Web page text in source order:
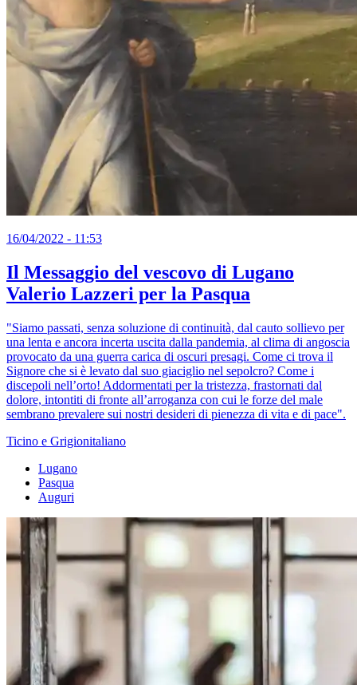
16/04/2022 - 11:53
Il Messaggio del vescovo di Lugano
Valerio Lazzeri per la Pasqua
"Siamo passati, senza soluzione di continuità, dal cauto sollievo per
una lenta e ancora incerta uscita dalla pandemia, al clima di angoscia
provocato da una guerra carica di oscuri presagi. Come ci trova il
Signore che si è levato dal suo giaciglio nel sepolcro? Come i
discepoli nell’orto! Addormentati per la tristezza, frastornati dal
dolore, intontiti di fronte all’arroganza con cui le forze del male
sembrano prevalere sui nostri desideri di pienezza di vita e di pace".
Ticino e Grigionitaliano
Lugano
Pasqua
Auguri